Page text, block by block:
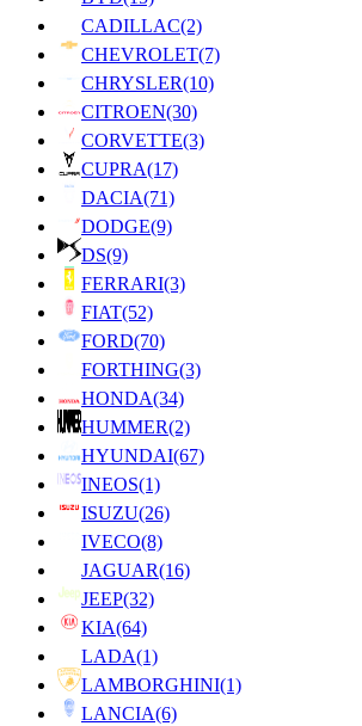
CADILLAC(2)
CHEVROLET(7)
CHRYSLER(10)
CITROEN(30)
CORVETTE(3)
CUPRA(17)
DACIA(71)
DODGE(9)
DS(9)
FERRARI(3)
FIAT(52)
FORD(70)
FORTHING(3)
HONDA(34)
HUMMER(2)
HYUNDAI(67)
INEOS(1)
ISUZU(26)
IVECO(8)
JAGUAR(16)
JEEP(32)
KIA(64)
LADA(1)
LAMBORGHINI(1)
LANCIA(6)